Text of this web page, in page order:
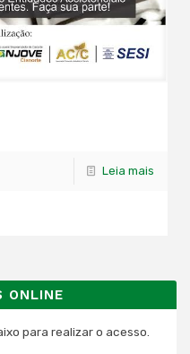
Leia mais
ONLINE
para realizar o acesso.